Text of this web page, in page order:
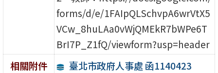
forms/d/e/1FAIpQLSchvpA6wrVtX5
VCw_8huLAa0vWjQMEkR7bWPe6T
BrI7P_Z1fQ/viewform?usp=header
相關附件
臺北市政府人事處 函1140423